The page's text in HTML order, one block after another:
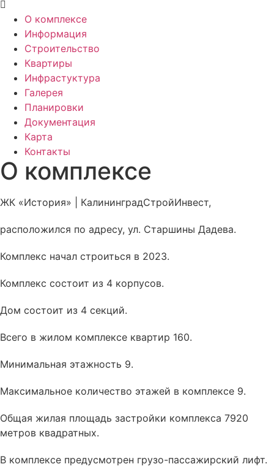
О комплексе
Информация
Строительство
Квартиры
Инфрастуктура
Галерея
Планировки
Документация
Карта
Контакты
О комплексе
ЖК «История» | КалининградСтройИнвест,
расположился по адресу, ул. Старшины Дадева.
Комплекс начал строиться в 2023.
Комплекс состоит из 4 корпусов.
Дом состоит из 4 секций.
Всего в жилом комплексе квартир 160.
Минимальная этажность 9.
Максимальное количество этажей в комплексе 9.
Общая жилая площадь застройки комплекса 7920
метров квадратных.
В комплексе предусмотрен грузо-пассажирский лифт.